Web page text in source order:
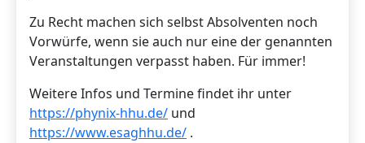
Zu Recht machen sich selbst Absolventen noch
Vorwürfe, wenn sie auch nur eine der genannten
Veranstaltungen verpasst haben. Für immer!
Weitere Infos und Termine findet ihr unter
https://phynix-hhu.de/ und
https://www.esaghhu.de/ .